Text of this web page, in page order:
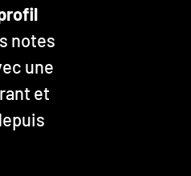
notes
une
et